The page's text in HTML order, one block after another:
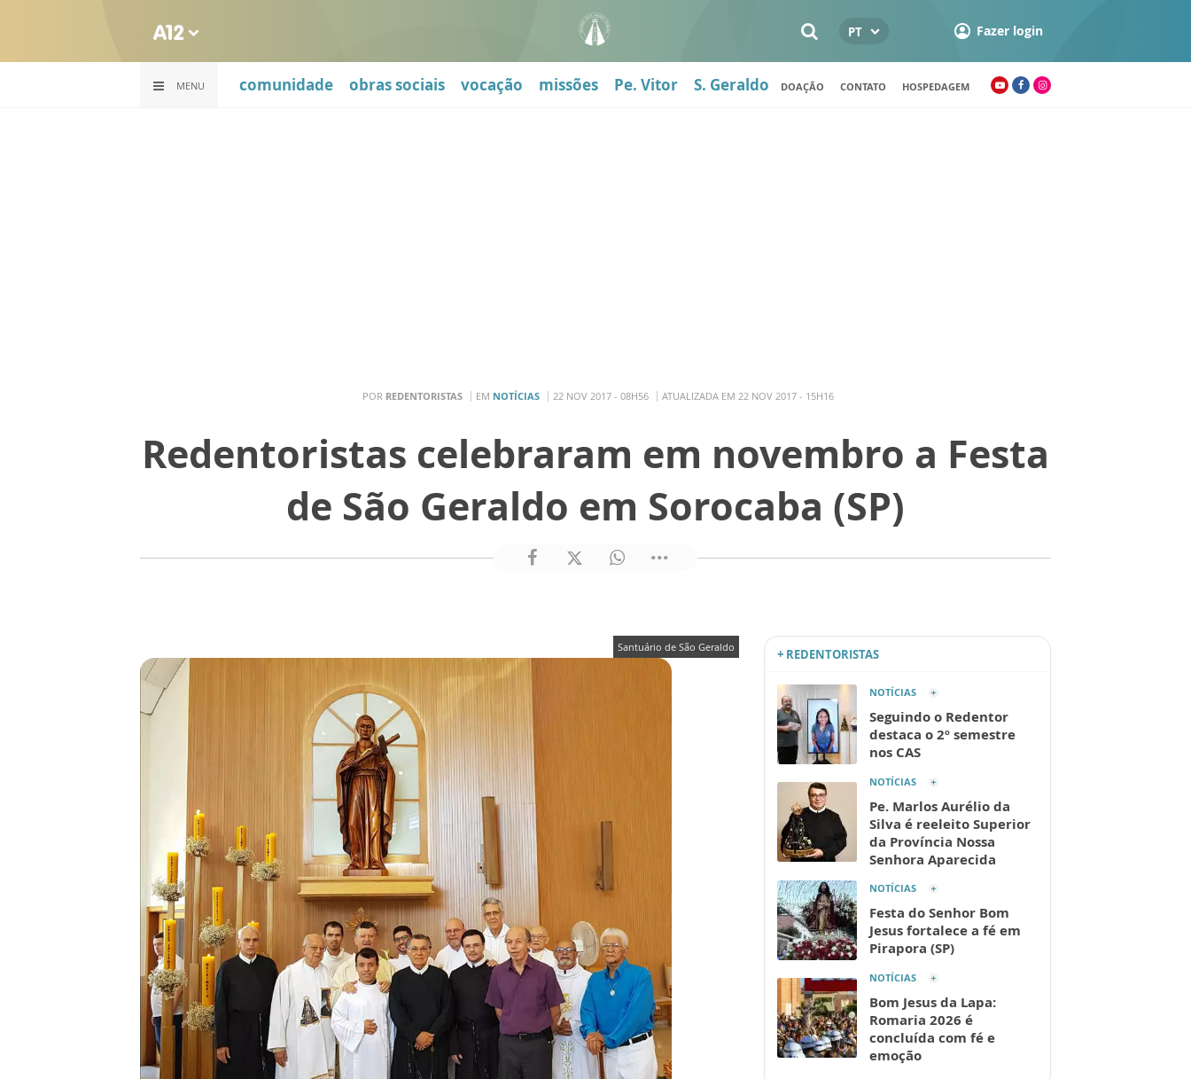
PT Fazer login
MENU comunidade obras sociais vocação missões Pe. Vitor S. Geraldo DOAÇÃO CONTATO HOSPEDAGEM
POR REDENTORISTAS EM NOTÍCIAS 22 NOV 2017 - 08H56 ATUALIZADA EM 22 NOV 2017 - 15H16
Redentoristas celebraram em novembro a Festa
de São Geraldo em Sorocaba (SP)
Santuário de São Geraldo + REDENTORISTAS
NOTÍCIAS
Seguindo o Redentor
destaca o 2º semestre
nos CAS
NOTÍCIAS
Pe. Marlos Aurélio da
Silva é reeleito Superior
da Província Nossa
Senhora Aparecida
NOTÍCIAS
Festa do Senhor Bom
Jesus fortalece a fé em
Pirapora (SP)
NOTÍCIAS
Bom Jesus da Lapa:
Romaria 2026 é
concluída com fé e
emoção